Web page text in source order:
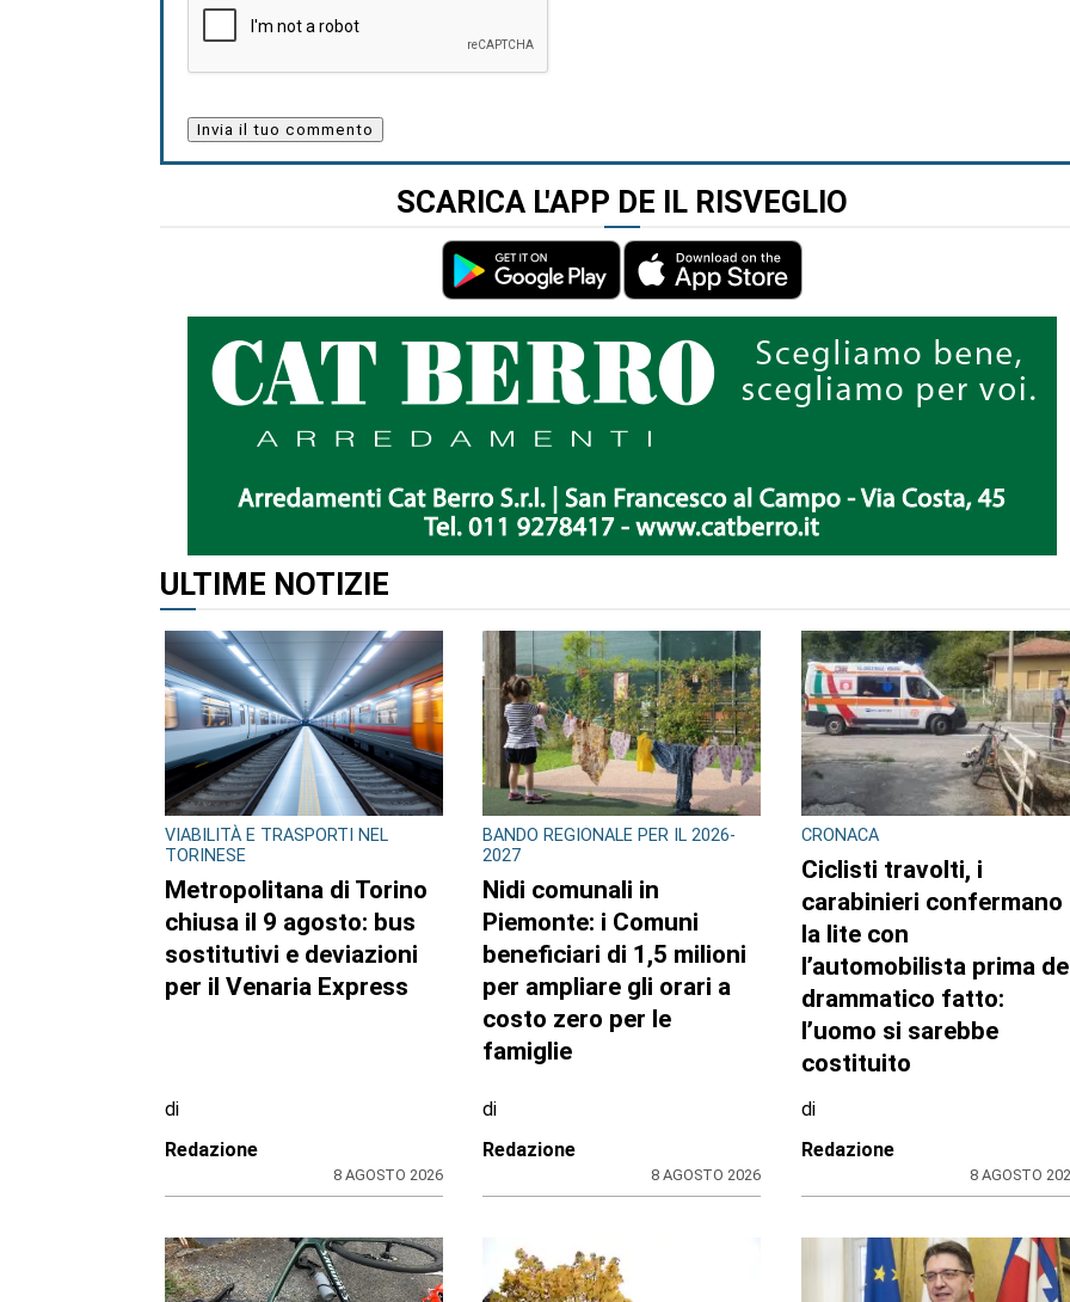
SCARICA L'APP DE IL RISVEGLIO
ULTIME NOTIZIE
VIABILITÀ E TRASPORTI NEL
TORINESE
Metropolitana di Torino
chiusa il 9 agosto: bus
sostitutivi e deviazioni
per il Venaria Express
di
Redazione
8 AGOSTO 2026
BANDO REGIONALE PER IL 2026-
2027
Nidi comunali in
Piemonte: i Comuni
beneficiari di 1,5 milioni
per ampliare gli orari a
costo zero per le
famiglie
di
Redazione
8 AGOSTO 2026
CRONACA
Ciclisti travolti, i
carabinieri confermano
la lite con
l’automobilista prima
drammatico fatto:
l’uomo si sarebbe
costituito
di
Redazione
8 AGOSTO